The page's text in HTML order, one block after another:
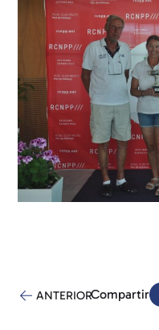
Compartir
ANTERIOR